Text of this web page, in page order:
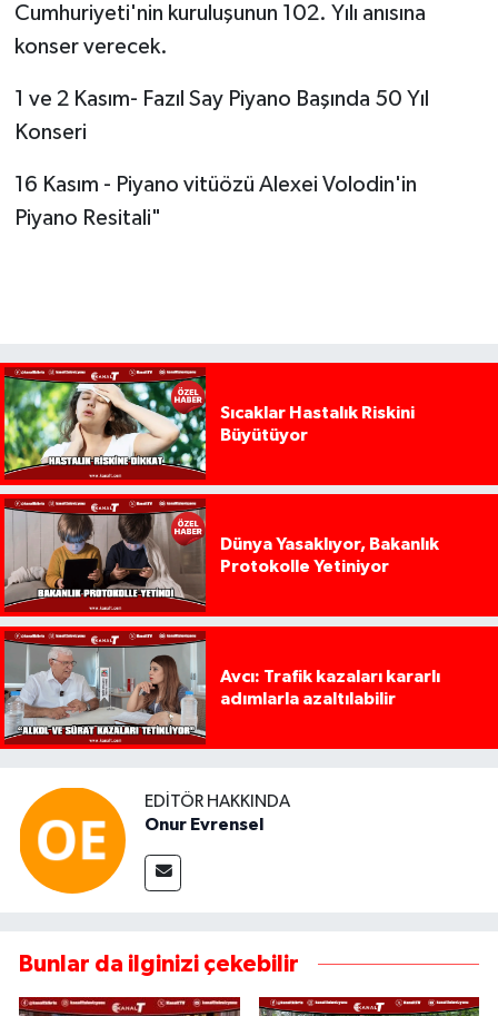
Cumhuriyeti'nin kuruluşunun 102. Yılı anısına
konser verecek.
1 ve 2 Kasım- Fazıl Say Piyano Başında 50 Yıl
Konseri
16 Kasım - Piyano vitüözü Alexei Volodin'in
Piyano Resitali"
Sıcaklar Hastalık Riskini
Büyütüyor
Dünya Yasaklıyor, Bakanlık
Protokolle Yetiniyor
Avcı: Trafik kazaları kararlı
adımlarla azaltılabilir
EDITÖR HAKKINDA
Onur Evrensel
Bunlar da ilginizi çekebilir